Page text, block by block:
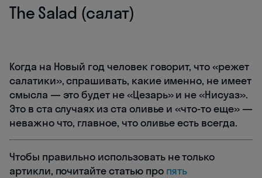
The Salad (салат)
Когда на Новый год человек говорит, что «режет
салатики», спрашивать, какие именно, не имеет
смысла — это будет не «Цезарь» и не «Нисуаз».
Это в ста случаях из ста оливье и «что-то еще» —
неважно что, главное, что оливье есть всегда.
Чтобы правильно использовать не только
артикли, почитайте статью про пять